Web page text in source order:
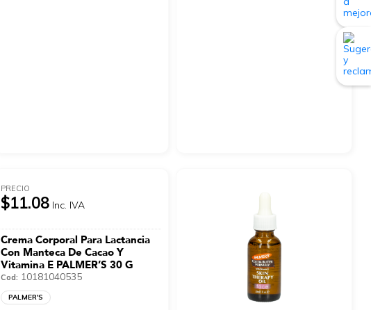
PRECIO
$11.08 Inc. IVA
Crema Corporal Para Lactancia
Con Manteca De Cacao Y
Vitamina E PALMER’S 30 G
Cod: 10181040535
PALMER'S